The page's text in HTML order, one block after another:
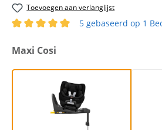
Toevoegen aan verlanglijst
5 gebaseerd op 1
Selecteer
Maxi Cosi
Authentic Black